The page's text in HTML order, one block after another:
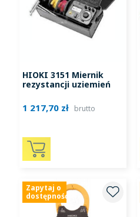
HIOKI 3151 Miernik
rezystancji uziemień
1 217,70 zł brutto
Zapytaj o
dostępność